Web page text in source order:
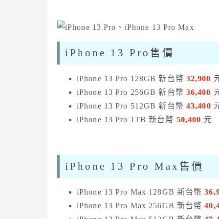
iPhone 13 Pro售價
iPhone 13 Pro 128GB 新台幣 32,900
iPhone 13 Pro 256GB 新台幣 36,400
iPhone 13 Pro 512GB 新台幣 43,400
iPhone 13 Pro 1TB 新台幣 50,400 元
iPhone 13 Pro Max售價
iPhone 13 Pro Max 128GB 新台幣
iPhone 13 Pro Max 256GB 新台幣40